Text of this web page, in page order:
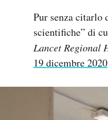
Pur senza citarlo
scientifiche” di
Lancet Regional
19 dicembre 2020